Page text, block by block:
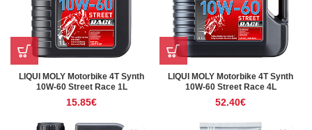
LIQUI MOLY Motorbike 4T Synth
10W-60 Street Race 1L
15.85€
LIQUI MOLY Motorbike 4T Synth
10W-60 Street Race 4L
52.40€